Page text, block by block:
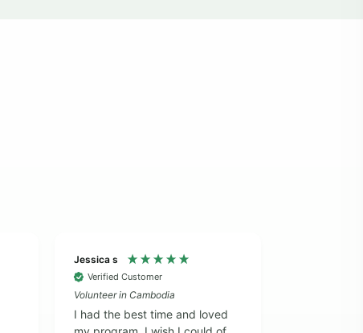
Jessica s
Verified Customer
Volunteer in Cambodia
I had the best time and loved